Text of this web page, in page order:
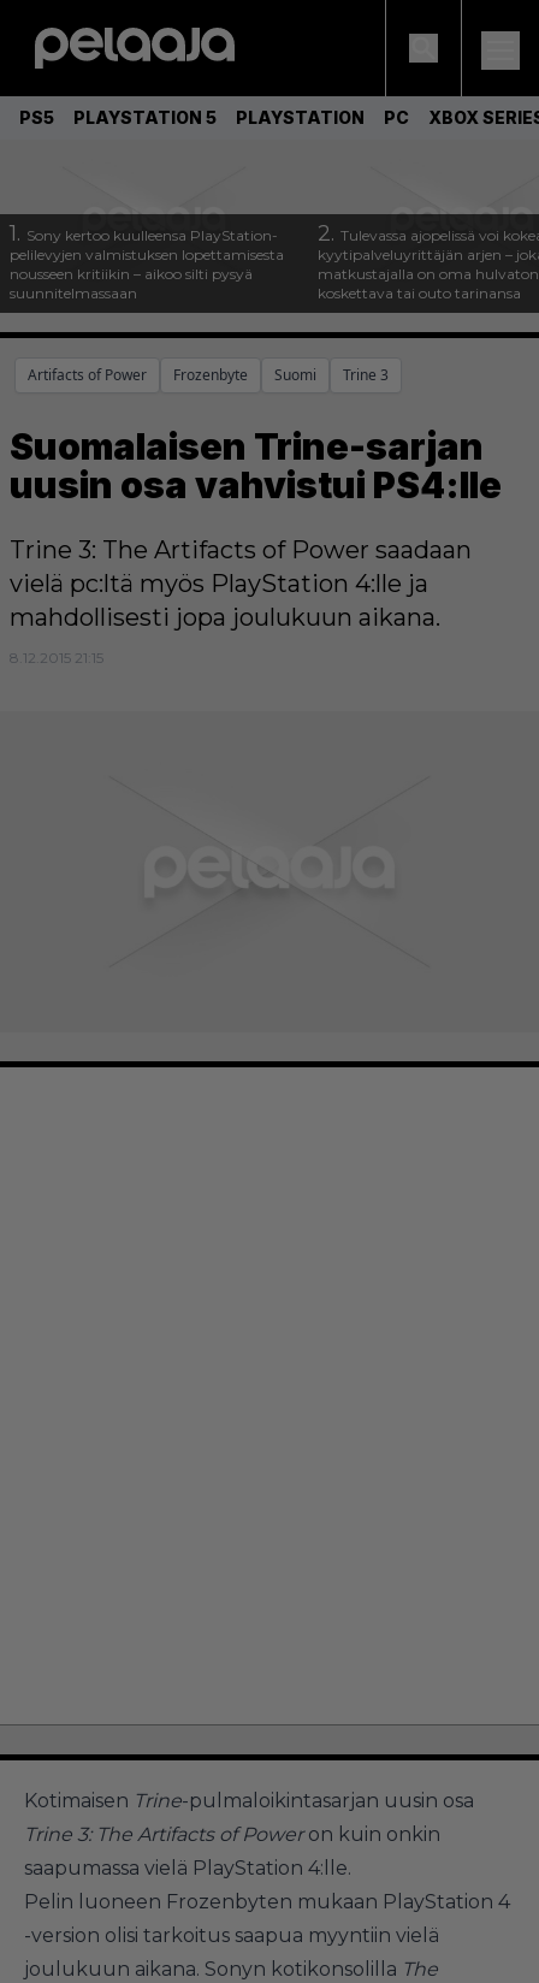
PS5 PLAYSTATION 5 PLAYSTATION PC XBOX
1. Sony kertoo kuulleensa PlayStation-
pelilevyjen valmistuksen lopettamisesta
nousseen kritiikin – aikoo silti pysyä
suunnitelmassaan
2. Tulevassa ajopelissä voi
kyytipalveluyrittäjän arjen –
matkustajalla on oma
koskettava tai outo tarinansa
Artifacts of Power Frozenbyte Suomi Trine 3
Suomalaisen Trine-sarjan
uusin osa vahvistui PS4:lle
Trine 3: The Artifacts of Power saadaan
vielä pc:ltä myös PlayStation 4:lle ja
mahdollisesti jopa joulukuun aikana.
8.12.2015 21:15
Kotimaisen Trine-pulmaloikintasarjan uusin osa
Trine 3: The Artifacts of Poweron kuin onkin
saapumassa vielä PlayStation 4:lle.
Pelin luoneen Frozenbyten mukaan PlayStation 4
-version olisi tarkoitus saapua myyntiin vielä
joulukuun aikana. Sonyn kotikonsolilla The